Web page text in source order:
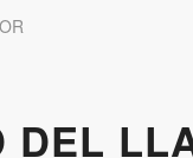
DEL